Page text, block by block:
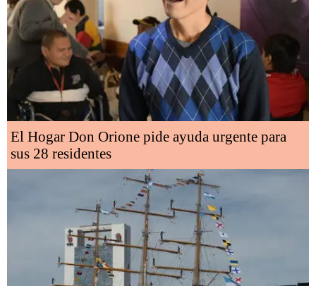
El Hogar Don Orione pide ayuda urgente para
sus 28 residentes